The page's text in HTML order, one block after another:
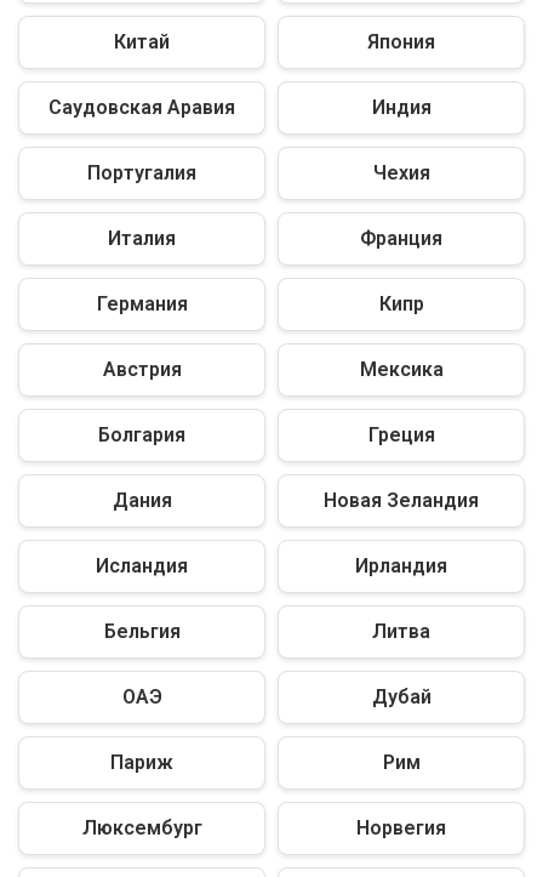
Китай Япония
Саудовская Аравия Индия
Португалия Чехия
Италия Франция
Германия Кипр
Австрия Мексика
Болгария Греция
Дания Новая Зеландия
Исландия Ирландия
Бельгия Литва
ОАЭ Дубай
Париж Рим
Люксембург Норвегия